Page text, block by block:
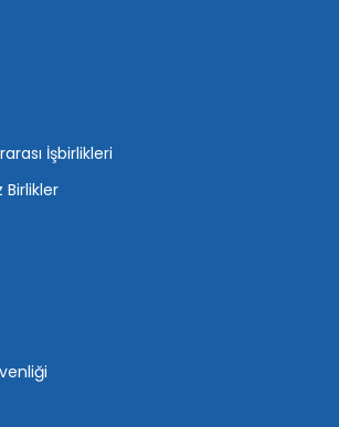
İşbirlikleri